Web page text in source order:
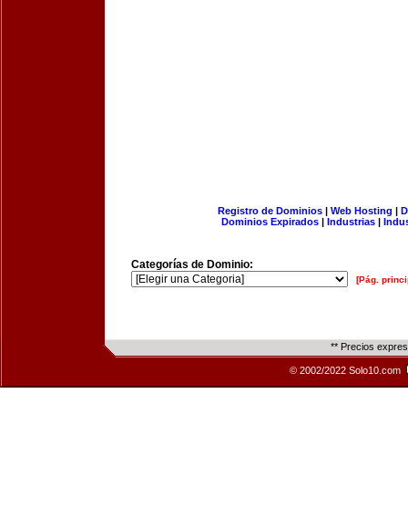
Registro de Dominios| Web Hosting |
Dominios Expirados | Industrias |
Categorías de Dominio:
[Pág.
** Precios
© 2002/2022 Solo10.com